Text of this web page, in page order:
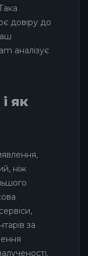
довіру до
аналізує
як
ніж
за